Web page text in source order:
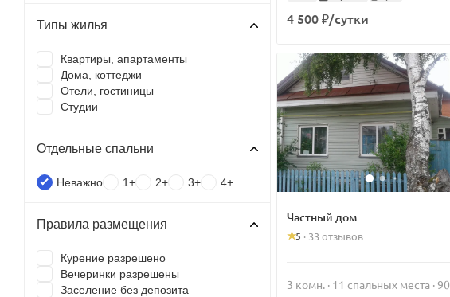
4 500 ₽/сутки
Частный дом
5 · 33 отзывов
3 комн. · 11 спальных места · 90
Типы жилья
Квартиры, апартаменты
Дома, коттеджи
Отели, гостиницы
Студии
Отдельные спальни
Неважно 1+ 2+ 3+ 4+
Правила размещения
Курение разрешено
Вечеринки разрешены
Заселение без депозита